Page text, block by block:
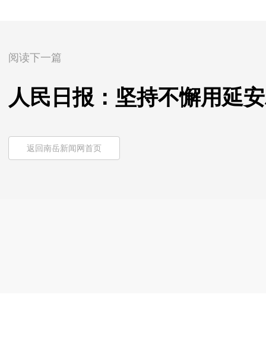
阅读下一篇
人民日报：坚持不懈用延
返回南岳新闻网首页